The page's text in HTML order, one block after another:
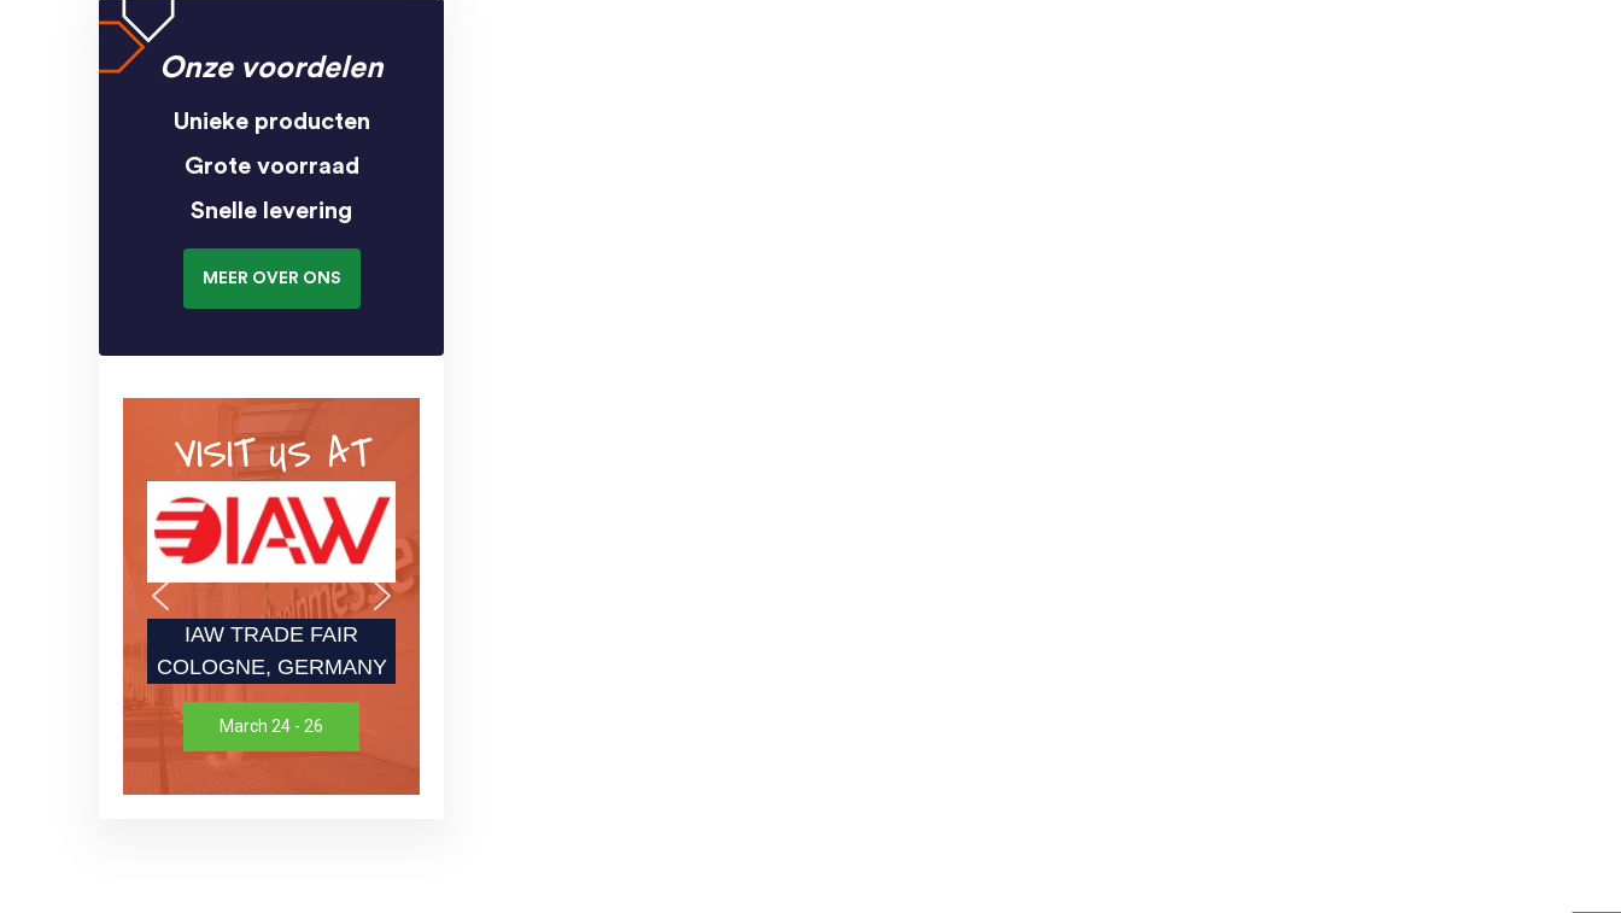
Onze voordelen
Unieke producten
Grote voorraad
Snelle levering
MEER OVER ONS
VISIT US AT
IAW TRADE FAIR
COLOGNE, GERMANY
March 24 - 26